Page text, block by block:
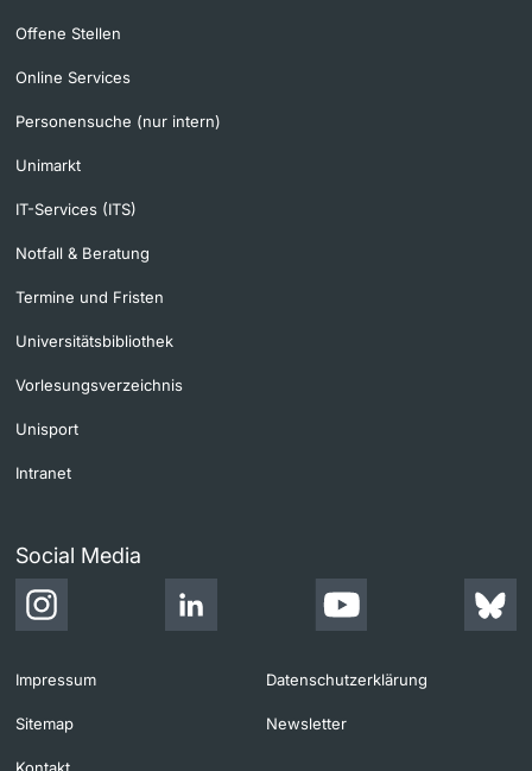
Offene Stellen
Online Services
Personensuche (nur intern)
Unimarkt
IT-Services (ITS)
Notfall & Beratung
Termine und Fristen
Universitätsbibliothek
Vorlesungsverzeichnis
Unisport
Intranet
Social Media
Impressum Datenschutzerklärung
Sitemap Newsletter
Kontakt